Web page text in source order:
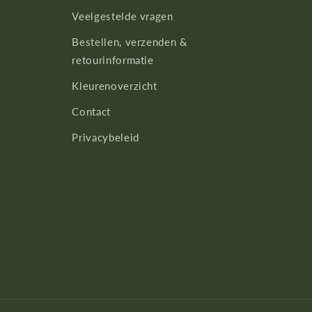
Veelgestelde vragen
Bestellen, verzenden &
retourinformatie
Kleurenoverzicht
Contact
Privacybeleid